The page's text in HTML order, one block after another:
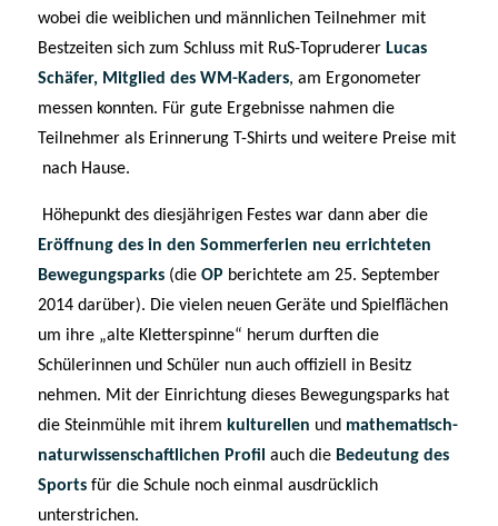
wobei die weiblichen und männlichen Teilnehmer mit
Bestzeiten sich zum Schluss mit RuS-Topruderer Lucas
Schäfer, Mitglied des WM-Kaders, am Ergonometer
messen konnten. Für gute Ergebnisse nahmen die
Teilnehmer als Erinnerung T-Shirts und weitere Preise mit
nach Hause.
Höhepunkt des diesjährigen Festes war dann aber die
Eröffnung des in den Sommerferien neu errichteten
Bewegungsparks(die OP berichtete am 25. September
2014 darüber). Die vielen neuen Geräte und Spielflächen
um ihre „alte Kletterspinne“ herum durften die
Schülerinnen und Schüler nun auch offiziell in Besitz
nehmen. Mit der Einrichtung dieses Bewegungsparks hat
die Steinmühle mit ihrem kulturellen und mathematisch-
naturwissenschaftlichen Profil auch die Bedeutung des
Sportsfür die Schule noch einmal ausdrücklich
unterstrichen.